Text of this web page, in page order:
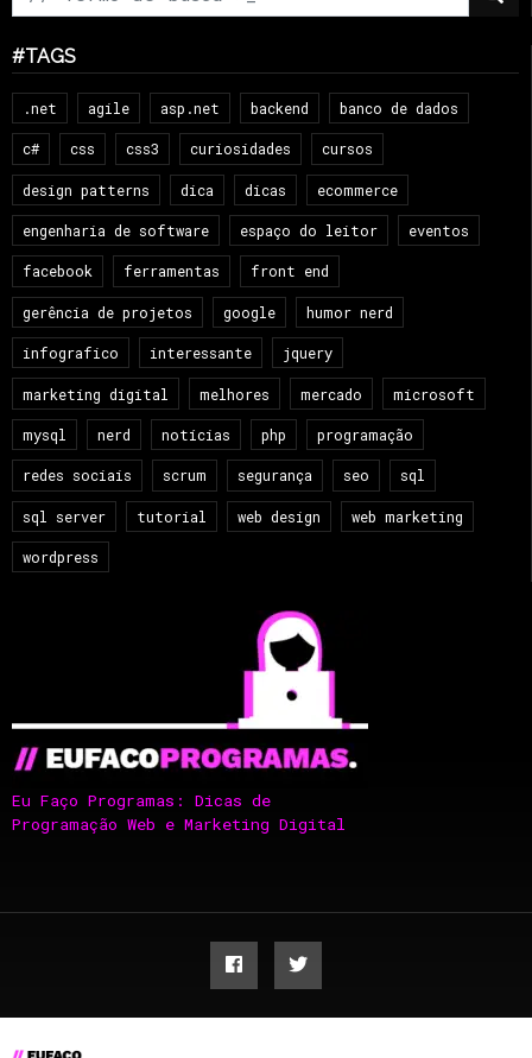
#TAGS
.net agile asp.net backend banco de dados
c# css css3 curiosidades cursos
design patterns dica dicas ecommerce
engenharia de software espaço do leitor eventos
facebook ferramentas front end
gerência de projetos google humor nerd
infografico interessante jquery
marketing digital melhores mercado microsoft
mysql nerd notícias php programação
redes sociais scrum segurança seo sql
sql server tutorial web design web marketing
wordpress
Eu Faço Programas: Dicas de
Programação Web e Marketing Digital